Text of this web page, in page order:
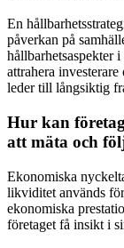
En
påverkan på
hållbarhetsaspekter
attrahera
leder till långsiktig
Hur kan
att mäta och
Ekonomiska
likviditet används
ekonomiska
företaget få insikt i